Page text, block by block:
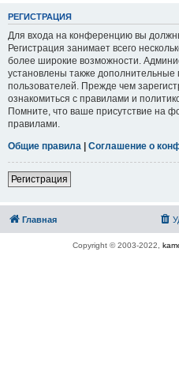
РЕГИСТРАЦИЯ
Для входа на конференцию вы
Регистрация занимает всего
более широкие возможности.
установлены также дополнительные
пользователей. Прежде чем
ознакомиться с правилами и
Помните, что ваше присутствие на
правилами.
Общие правила | Соглашение о
Регистрация
Главная
Copyright © 2003-2022,